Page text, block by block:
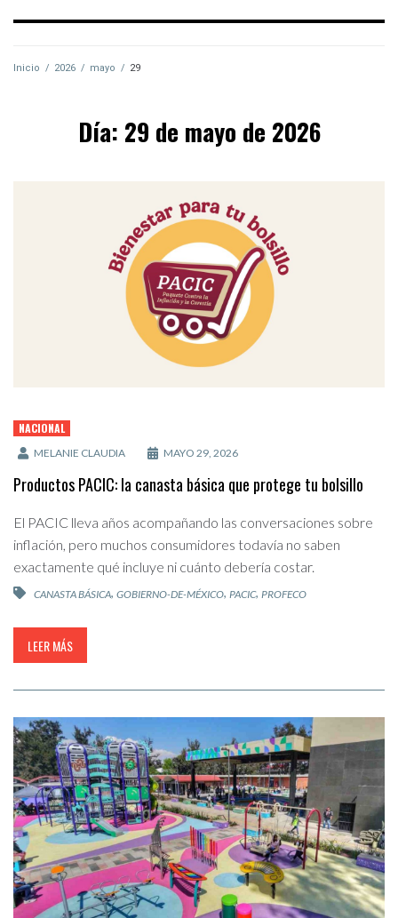
Inicio / 2026 / mayo / 29
Día: 29 de mayo de 2026
NACIONAL
MELANIE CLAUDIA MAYO 29, 2026
Productos PACIC: la canasta básica que protege tu bolsillo
El PACIC lleva años acompañando las conversaciones sobre
inflación, pero muchos consumidores todavía no saben
exactamente qué incluye ni cuánto debería costar.
CANASTA BÁSICA, GOBIERNO-DE-MÉXICO, PACIC, PROFECO
LEER MÁS